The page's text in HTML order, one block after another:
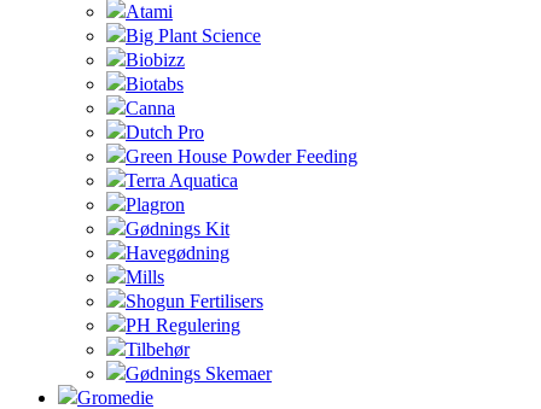
Atami
Big Plant Science
Biobizz
Biotabs
Canna
Dutch Pro
Green House Powder Feeding
Terra Aquatica
Plagron
Gødnings Kit
Havegødning
Mills
Shogun Fertilisers
PH Regulering
Tilbehør
Gødnings Skemaer
Gromedie